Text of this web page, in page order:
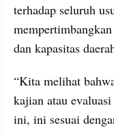
terhadap seluruh
dan kapasitas
“Kita melihat
kajian atau
ini, ini sesuai